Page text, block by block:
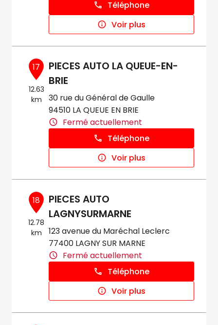
Téléphone
Voir plus
17
12.63
km
PIECES AUTO LA QUEUE-EN-
BRIE
30 rue du Général de Gaulle
94510 LA QUEUE EN BRIE
Fermé actuellement
Téléphone
Voir plus
18
12.78
km
PIECES AUTO
LAGNYSURMARNE
123 avenue du Maréchal Leclerc
77400 LAGNY SUR MARNE
Fermé actuellement
Téléphone
Voir plus